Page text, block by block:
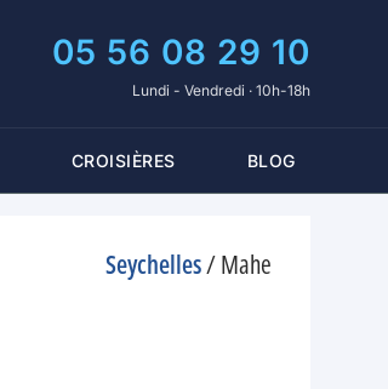
05 56 08 29 10
Lundi - Vendredi · 10h-18h
CROISIÈRES BLOG
Seychelles/Mahe